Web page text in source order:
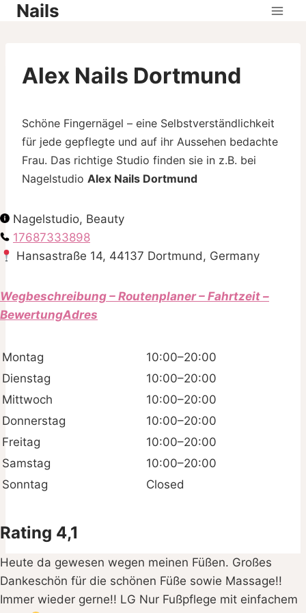
SkipNails
Alex Nails Dortmund
Schöne Fingernägel – eine Selbstverständlichkeit
für jede gepflegte und auf ihr Aussehen bedachte
Frau. Das richtige Studio finden sie in z.B. bei
Nagelstudio Alex Nails Dortmund
Nagelstudio, Beauty
17687333898
Hansastraße 14, 44137 Dortmund, Germany
Wegbeschreibung – Routenplaner – Fahrtzeit –
BewertungAdres
Montag
10:00–20:00
Dienstag
10:00–20:00
Mittwoch
10:00–20:00
Donnerstag
10:00–20:00
Freitag
10:00–20:00
Samstag
10:00–20:00
Sonntag
Closed
Rating 4,1
Heute da gewesen wegen meinen Füßen. Großes
Dankeschön für die schönen Füße sowie Massage!!
Immer wieder gerne!! LG Nur Fußpflege mit einfachem